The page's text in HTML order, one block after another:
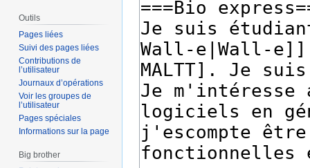
Outils
Pages liées
Suivi des pages liées
Contributions de
l’utilisateur
Journaux d’opérations
Voir les groupes de
l’utilisateur
Pages spéciales
Informations sur la page
Big brother